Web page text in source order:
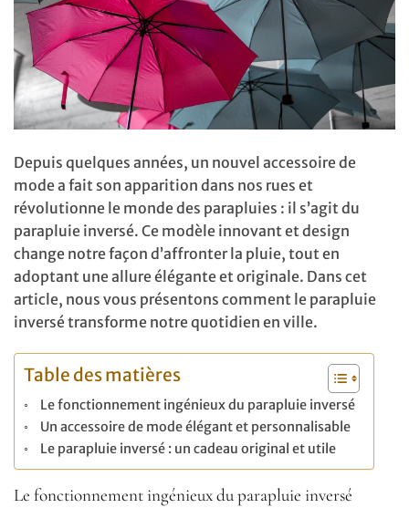
Depuis quelques années, un nouvel accessoire de
mode a fait son apparition dans nos rues et
révolutionne le monde des parapluies : il s’agit du
parapluie inversé. Ce modèle innovant et design
change notre façon d’affronter la pluie, tout en
adoptant une allure élégante et originale. Dans cet
article, nous vous présentons comment le parapluie
inversé transforme notre quotidien en ville.
Table des matières
Le fonctionnement ingénieux du parapluie inversé
Un accessoire de mode élégant et personnalisable
Le parapluie inversé : un cadeau original et utile
Le fonctionnement ingénieux du parapluie inversé